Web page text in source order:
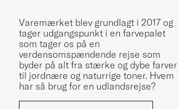
Varemærket blev grundlagt i 2017 og
tager udgangspunkt i en farvepalet
som tager os på en
verdensomspændende rejse som
byder på alt fra stærke og dybe farver
til jordnære og naturrige toner. Hvem
har så brug for en udlandsrejse?